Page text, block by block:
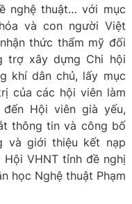
nghệ thuật… với mục
và con người Việt
thức thẩm mỹ đối
trợ xây dựng Chi hội
khí dân chủ, lấy mục
của các hội viên làm
Hội viên già yếu,
thông tin và công bố
và giới thiệu kết nạp
VHNT tỉnh đề nghị
học Nghệ thuật Phạm